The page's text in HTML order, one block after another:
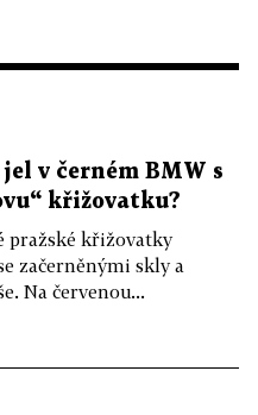
v černém BMW s
křižovatku?
pražské křižovatky
začerněnými skly a
Na červenou...